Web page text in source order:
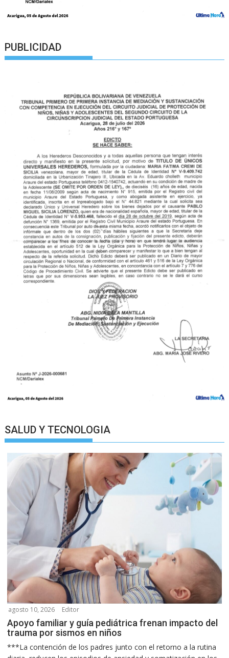
PUBLICIDAD
SALUD Y TECNOLOGIA
agosto 10, 2026 Editor
Apoyo familiar y guía pediátrica frenan impacto del
trauma por sismos en niños
***La contención de los padres junto con el retorno a la rutina